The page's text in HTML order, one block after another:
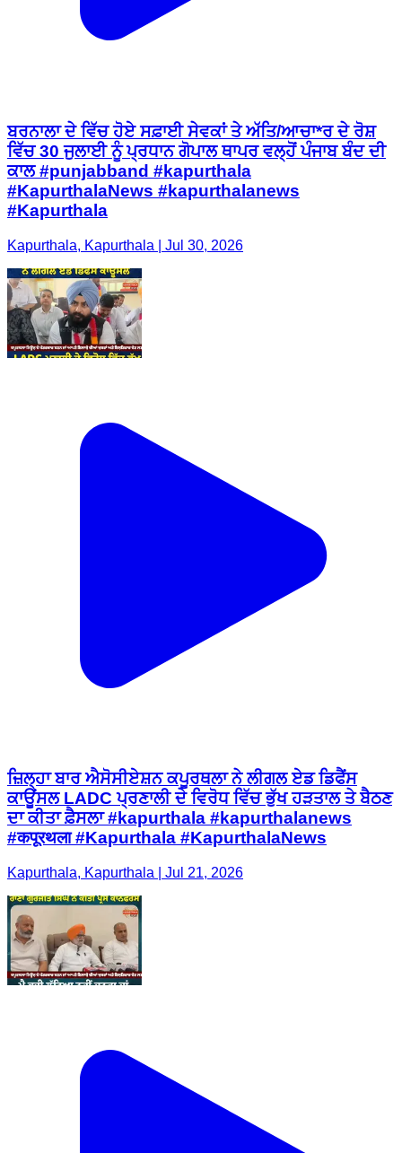
ਬਰਨਾਲਾ ਦੇ ਵਿੱਚ ਹੋਏ ਸਫ਼ਾਈ ਸੇਵਕਾਂ ਤੇ ਅੱਤਿ/ਆਚਾ*ਰ ਦੇ ਰੋਸ਼
ਵਿੱਚ 30 ਜੁਲਾਈ ਨੂੰ ਪ੍ਰਧਾਨ ਗੋਪਾਲ ਥਾਪਰ ਵਲ੍ਹੋਂ ਪੰਜਾਬ ਬੰਦ ਦੀ
ਕਾਲ #punjabband #kapurthala
#KapurthalaNews #kapurthalanews
#Kapurthala
Kapurthala, Kapurthala | Jul 30, 2026
ਜ਼ਿਲ੍ਹਾ ਬਾਰ ਐਸੋਸੀਏਸ਼ਨ ਕਪੂਰਥਲਾ ਨੇ ਲੀਗਲ ਏਡ ਡਿਫੈਂਸ
ਕਾਊਂਸਲ LADC ਪ੍ਰਣਾਲੀ ਦੇ ਵਿਰੋਧ ਵਿੱਚ ਭੁੱਖ ਹੜਤਾਲ ਤੇ ਬੈਠਣ
ਦਾ ਕੀਤਾ ਫ਼ੈਸਲਾ #kapurthala #kapurthalanews
#कपूरथला #Kapurthala #KapurthalaNews
Kapurthala, Kapurthala | Jul 21, 2026